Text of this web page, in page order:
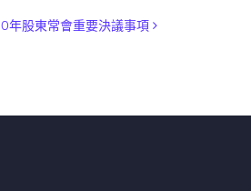
年股東常會重要決議事項